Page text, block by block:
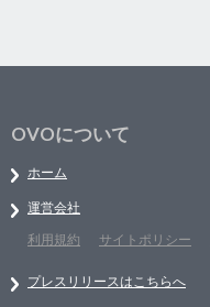
OVOについて
ホーム
運営会社
利用規約
サイトポリシー
プレスリリースはこちらへ